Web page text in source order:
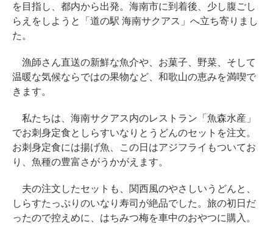
を目指し、都内から出発。海南市に到着後、少し腹ごし
らえをしようと「道の駅 海南サクアス」へ立ち寄りまし
た。
漁師さん直送の新鮮な魚介や、お菓子、野菜、そして
温暖な気候ならではの果物など、和歌山の恵みを満喫で
きます。
私たちは、海南サクアス内のレストラン「魚森水産」
でお刺身定食としらすいなりとうどんのセットを注文。
お刺身定食には揚げ魚、この日はアジフライもついてお
り、魚種の豊富さがうかがえます。
夫の注文したセットも、関西風のやさしいうどんと、
しらすたっぷりのいなり寿司が絶品でした。旅の初日だ
ったので控えめに、はちみつ梅を車中のおやつに購入。